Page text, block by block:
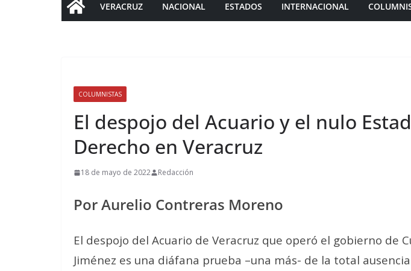
VERACRUZ NACIONAL ESTADOS INTERNACIONAL
COLUMNISTAS
El despojo del Acuario y el nulo
Derecho en Veracruz
18 de mayo de 2022 Redacción
Por Aurelio Contreras Moreno
El despojo del Acuario de Veracruz que operó el gobierno de
Jiménez es una diáfana prueba –una más- de la total